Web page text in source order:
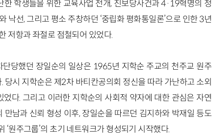
학생들을 위한 교육사업 전개, 진보당사건과 4·19혁명의 정
선, 그리고 평소 주창하던 ‘중립화 평화통일론’으로 인한 3년
저항과 좌절로 점철되어 있었다.
당했던 장일순의 일상은 1965년 지학순 주교의 천주교 원주
시 지학순은 제2차 바티칸공의회 정신을 따라 가난하고 소외
다. 그리고 이러한 지학순의 사회적 약자에 대한 관심은 자연
남과 신뢰 형성 이후, 장일순을 따르던 김지하와 박재일 등도
원주그룹’의 초기 네트워크가 형성되기 시작했다.